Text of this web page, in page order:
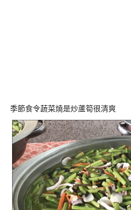
季節食令蔬菜燒是炒蘆筍很清爽